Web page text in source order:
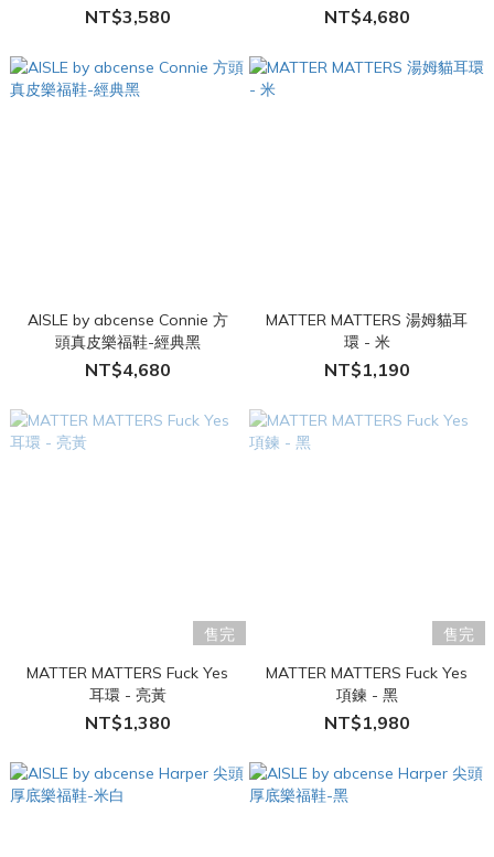
NT$3,580 NT$4,680
AISLE by abcense Connie 方
頭真皮樂福鞋-經典黑
NT$4,680
MATTER MATTERS 湯姆貓耳
環 - 米
NT$1,190
售完
MATTER MATTERS Fuck Yes
耳環 - 亮黃
NT$1,380
售完
MATTER MATTERS Fuck Yes
項鍊 - 黑
NT$1,980